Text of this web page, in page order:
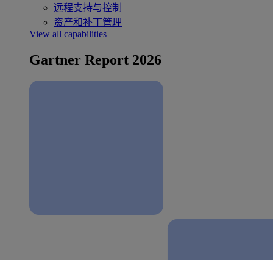
远程支持与控制
资产和补丁管理
View all capabilities
Gartner Report 2026